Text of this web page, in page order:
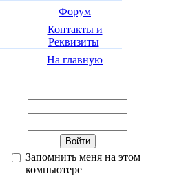
Форум
Контакты и
Реквизиты
На главную
Запомнить меня на этом
компьютере